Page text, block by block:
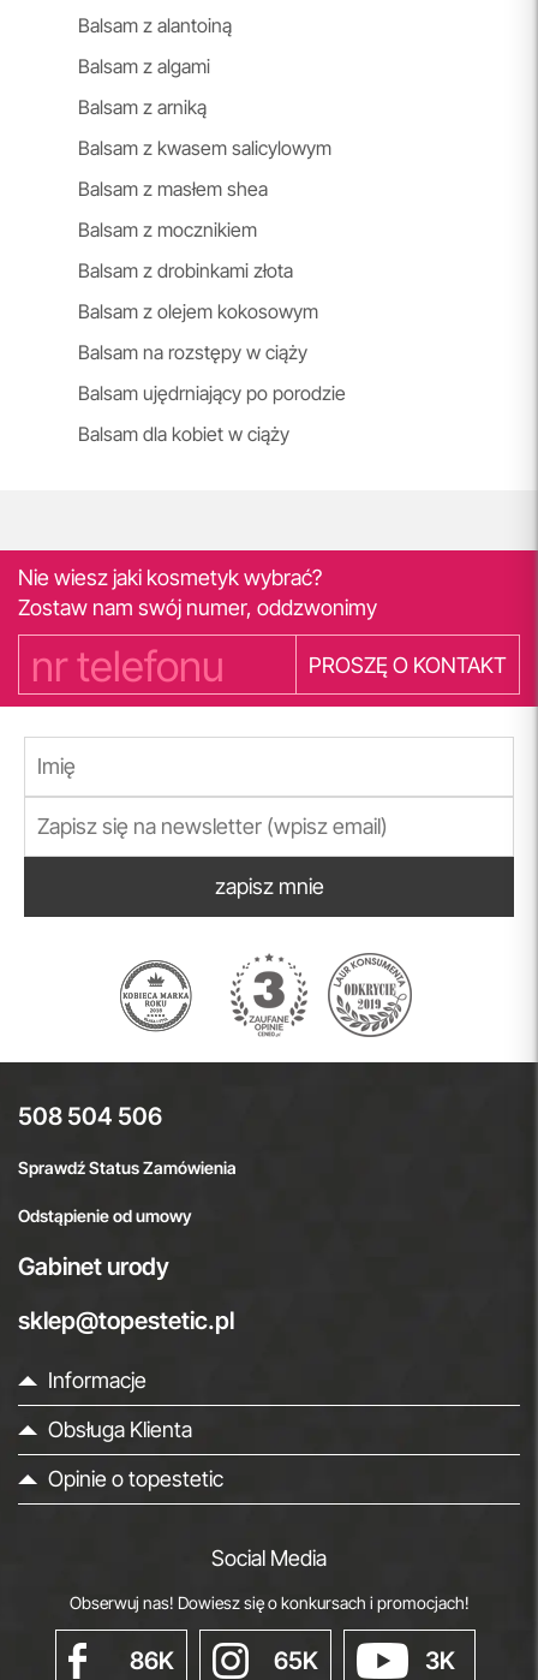
Balsam z alantoiną
Balsam z algami
Balsam z arniką
Balsam z kwasem salicylowym
Balsam z masłem shea
Balsam z mocznikiem
Balsam z drobinkami złota
Balsam z olejem kokosowym
Balsam na rozstępy w ciąży
Balsam ujędrniający po porodzie
Balsam dla kobiet w ciąży
Nie wiesz jaki kosmetyk wybrać?
Zostaw nam swój numer, oddzwonimy
PROSZĘ O KONTAKT
zapisz mnie
508 504 506
Sprawdź Status Zamówienia
Odstąpienie od umowy
Gabinet urody
sklep@topestetic.pl
Informacje
Obsługa Klienta
Opinie o topestetic
Social Media
Obserwuj nas! Dowiesz się o konkursach i promocjach!
86K 65K 3K